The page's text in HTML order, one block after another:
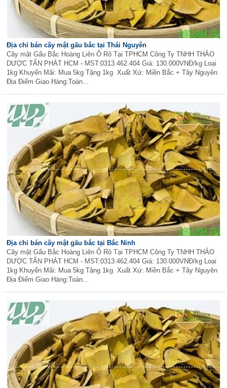
Địa chỉ bán cây mật gấu bắc tại Thái Nguyên
Cây mật Gấu Bắc Hoàng Liên Ô Rô Tại TPHCM Công Ty TNHH THẢO
DƯỢC TẤN PHÁT HCM - MST:0313.462.404 Giá: 130.000VNĐ/kg Loại
1kg Khuyến Mãi: Mua 5kg Tặng 1kg Xuất Xứ: Miền Bắc + Tây Nguyên
Địa Điểm Giao Hàng:Toàn...
Địa chỉ bán cây mật gấu bắc tại Bắc Ninh
Cây mật Gấu Bắc Hoàng Liên Ô Rô Tại TPHCM Công Ty TNHH THẢO
DƯỢC TẤN PHÁT HCM - MST:0313.462.404 Giá: 130.000VNĐ/kg Loại
1kg Khuyến Mãi: Mua 5kg Tặng 1kg Xuất Xứ: Miền Bắc + Tây Nguyên
Địa Điểm Giao Hàng:Toàn...